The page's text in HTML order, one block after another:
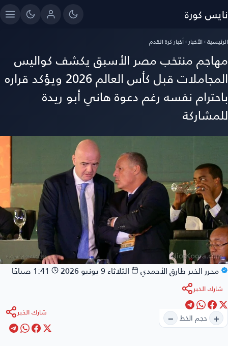
كورة
› الأخبار › أخبار كرة القدم
منتخب مصر الأسبق يكشف كواليس
المجاملات قبل كأس العالم 2026 ويؤكد قراره
نفسه رغم دعوة هاني أبو ريدة
محرر الخبرطارق الأحمدي الثلاثاء 9 يونيو 2026 1:41 صباحًا
شارك الخبر
+ حجم الخط − شارك الخبر